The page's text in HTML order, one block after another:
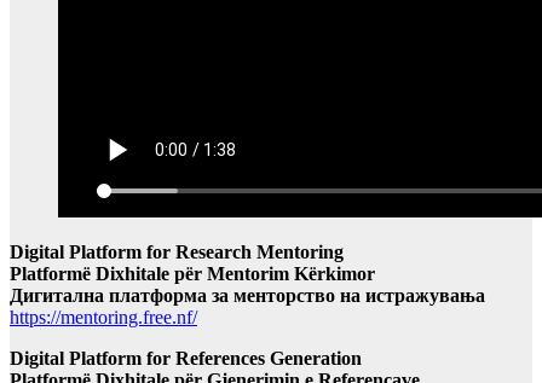
Digital Platform for Research Mentoring
Platformë Dixhitale për Mentorim Kërkimor
Дигитална платформа за менторство на истражувања
https://mentoring.free.nf/
Digital Platform for References Generation